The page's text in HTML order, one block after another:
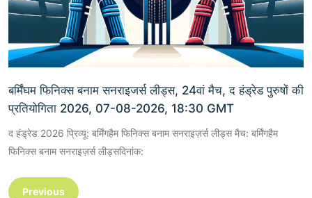
बर्मिंघम फिनिक्स बनाम सनराइजर्स लीड्स, 24वां मैच, द हंड्रेड पुरुषों की
प्रतियोगिता 2026, 07-08-2026, 18:30 GMT
द हंड्रेड 2026 प्रिव्यू: बर्मिंगहैम फिनिक्स बनाम सनराइज़र्स लीड्स मैच: बर्मिंगहैम
फिनिक्स बनाम सनराइज़र्स लीड्सदिनांक:
Previous